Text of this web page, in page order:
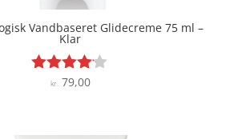
Vandbaseret Glidecreme 75 ml –
Klar
Vurderet
kr. 79,00